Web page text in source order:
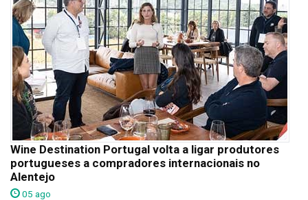
Wine Destination Portugal volta a ligar produtores
portugueses a compradores internacionais no
Alentejo
05 ago